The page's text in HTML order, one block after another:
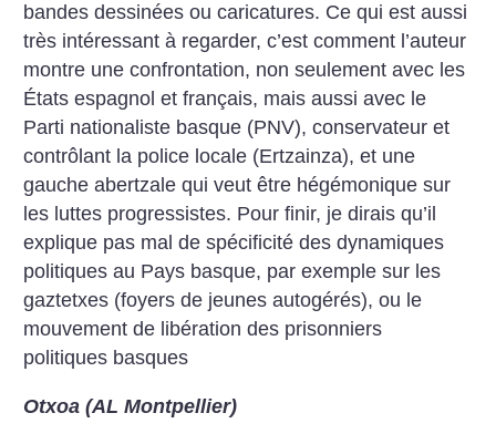
bandes dessinées ou caricatures. Ce qui est aussi
très intéressant à regarder, c’est comment l’auteur
montre une confrontation, non seulement avec les
États espagnol et français, mais aussi avec le
Parti nationaliste basque (PNV), conservateur et
contrôlant la police locale (Ertzainza), et une
gauche abertzale qui veut être hégémonique sur
les luttes progressistes. Pour finir, je dirais qu’il
explique pas mal de spécificité des dynamiques
politiques au Pays basque, par exemple sur les
gaztetxes (foyers de jeunes autogérés), ou le
mouvement de libération des prisonniers
politiques basques
Otxoa (AL Montpellier)